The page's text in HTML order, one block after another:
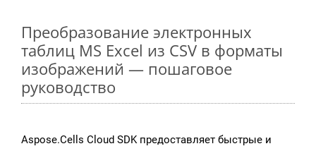
Преобразование электронных
таблиц MS Excel из CSV в форматы
изображений — пошаговое
руководство
Aspose.Cells Cloud SDK предоставляет быстрые и